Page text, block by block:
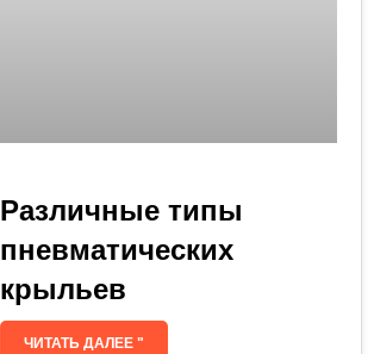
Различные типы
пневматических
крыльев
ЧИТАТЬ ДАЛЕЕ "